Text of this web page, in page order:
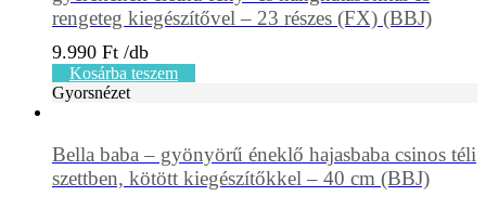
rengeteg kiegészítővel – 23 részes (FX) (BBJ)
9.990 Ft
Kosárba teszem
Gyorsnézet
Bella baba – gyönyörű éneklő hajasbaba csinos téli
szettben, kötött kiegészítőkkel – 40 cm (BBJ)